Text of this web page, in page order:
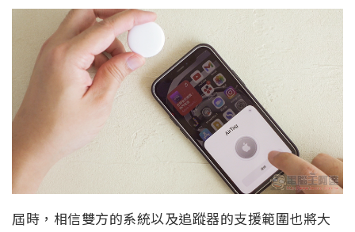
屆時，相信雙方的系統以及追蹤器的支援範圍也將大